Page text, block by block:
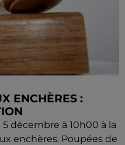
ENCHÈRES :
décembre à 10h00 à la
enchères. Poupées de